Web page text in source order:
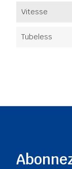
Vitesse
Tubeless